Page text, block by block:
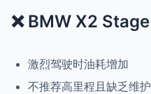
❌ BMW X2
激烈驾驶时油耗增加
不推荐高里程且缺乏维